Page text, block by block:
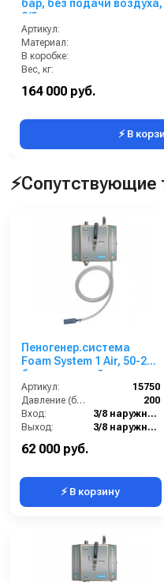
бар, без подачи
3/8ш.
Артикул:
Материал:
В коробке:
Вес, кг:
Габаритные размеры, мм:
Давление (бар):
164 000 руб.
⚡ В
⚡Сопутствующие
Пеногенер.система
Foam System 1 Air, 50-200
бар, с подачей воздуха,
на 1 ср-во 3/8 ш. 3/8.ш.
Артикул:
15750
Давление (бар):
200
Вход:
3/8 наружняя резьба
Выход:
3/8 наружняя резьба
62 000 руб.
⚡ В корзину